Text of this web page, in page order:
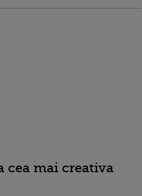
cea mai creativa